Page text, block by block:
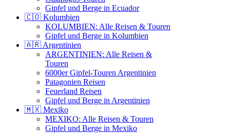
Gipfel und Berge in Ecuador
🇨🇴 Kolumbien
KOLUMBIEN: Alle Reisen & Touren
Gipfel und Berge in Kolumbien
🇦🇷 Argentinien
ARGENTINIEN: Alle Reisen &
Touren
6000er Gipfel-Touren Argentinien
Patagonien Reisen
Feuerland Reisen
Gipfel und Berge in Argentinien
🇲🇽 Mexiko
MEXIKO: Alle Reisen & Touren
Gipfel und Berge in Mexiko